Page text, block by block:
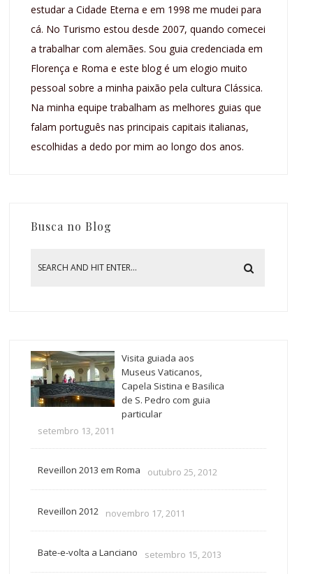
estudar a Cidade Eterna e em 1998 me mudei para
cá. No Turismo estou desde 2007, quando comecei
a trabalhar com alemães. Sou guia credenciada em
Florença e Roma e este blog é um elogio muito
pessoal sobre a minha paixão pela cultura Clássica.
Na minha equipe trabalham as melhores guias que
falam português nas principais capitais italianas,
escolhidas a dedo por mim ao longo dos anos.
Busca no Blog
Visita guiada aos
Museus Vaticanos,
Capela Sistina e Basilica
de S. Pedro com guia
particular
setembro 13, 2011
Reveillon 2013 em Roma outubro 25, 2012
Reveillon 2012 novembro 17, 2011
Bate-e-volta a Lanciano setembro 15, 2013